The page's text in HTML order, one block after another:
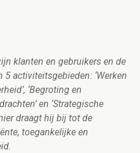
klanten en gebruikers en de
activiteitsgebieden: ‘Werken
‘Begroting en
en ‘Strategische
draagt hij bij tot de
toegankelijke en